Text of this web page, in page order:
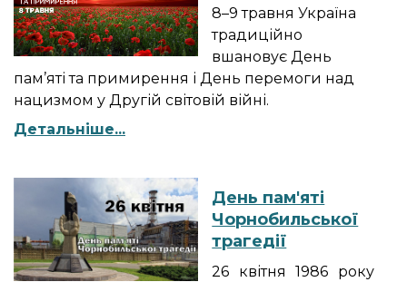
8–9 травня Україна
традиційно
вшановує День
пам’яті та примирення і День перемоги над
нацизмом у Другій світовій війні.
Детальніше...
День пам'яті
Чорнобильської
трагедії
26 квітня 1986 року